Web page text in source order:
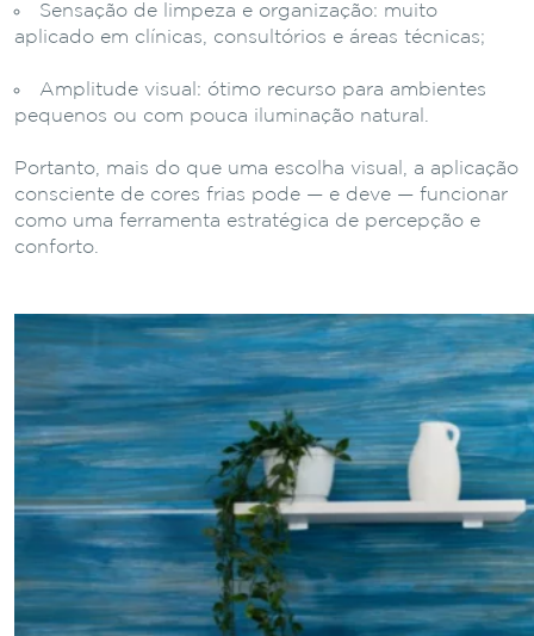
Sensação de limpeza e organização: muito
aplicado em clínicas, consultórios e áreas técnicas;
Amplitude visual: ótimo recurso para ambientes
pequenos ou com pouca iluminação natural.
Portanto, mais do que uma escolha visual, a aplicação
consciente de cores frias pode — e deve — funcionar
como uma ferramenta estratégica de percepção e
conforto.